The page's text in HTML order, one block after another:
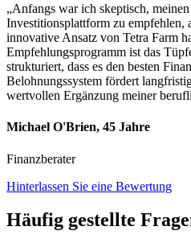
„Anfangs war ich skeptisch,
Investitionsplattform zu empfehlen,
innovative Ansatz von Tetra Farm
Empfehlungsprogramm ist das
strukturiert, dass es den besten
Belohnungssystem fördert
wertvollen Ergänzung meiner
Michael O'Brien, 45 Jahre
Finanzberater
Hinterlassen Sie eine Bewertung
Häufig gestellte